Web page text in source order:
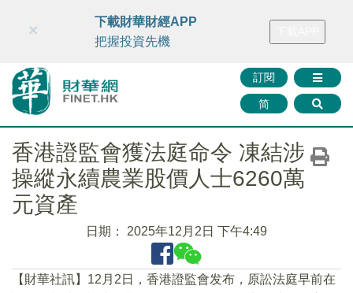
財華智庫網 FINTV FINMETA 財華證券 媒體矩陣
訂閱
简
×
下載財華財經APP
把握投資先機
香港證監會獲法庭命令 凍結涉
操縱永續農業股價人士6260萬
元資產
日期： 2025年12月2日 下午4:49
【財華社訊】12月2日，香港證監會发布，原訟法庭早前在